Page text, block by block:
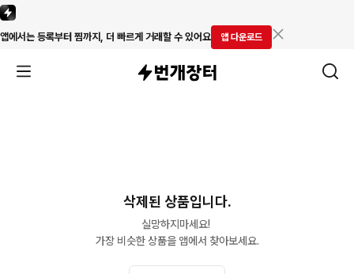
앱에서는 등록부터 찜까지, 더 빠르게 거래할 수 있어요 앱 다운로드
삭제된 상품입니다.
실망하지마세요!
가장 비슷한 상품을 앱에서 찾아보세요.